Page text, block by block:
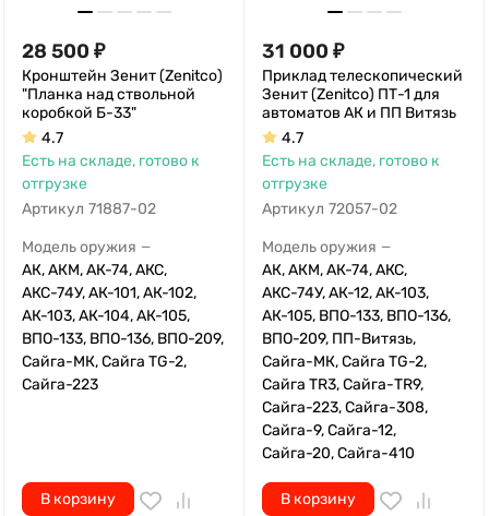
28 500 ₽
Кронштейн Зенит (Zenitco)
"Планка над ствольной
коробкой Б-33"
4.7
Есть на складе, готово к
отгрузке
Артикул 71887-02
Модель оружия —
АК, АКМ, АК-74, АКС,
АКС-74У, АК-101, АК-102,
АК-103, АК-104, АК-105,
ВПО-133, ВПО-136, ВПО-209,
Сайга-МК, Сайга TG-2,
Сайга-223
В корзину
31 000 ₽
Приклад телескопический
Зенит (Zenitco) ПТ-1 для
автоматов АК и ПП Витязь
4.7
Есть на складе, готово к
отгрузке
Артикул 72057-02
Модель оружия —
АК, АКМ, АК-74, АКС,
АКС-74У, АК-12, АК-103,
АК-105, ВПО-133, ВПО-136,
ВПО-209, ПП-Витязь,
Сайга-МК, Сайга TG-2,
Сайга TR3, Сайга-TR9,
Сайга-223, Сайга-308,
Сайга-9, Сайга-12,
Сайга-20, Сайга-410
В корзину